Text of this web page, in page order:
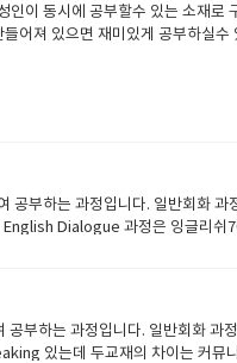
인이 동시에 공부할수 있는 소재
어져 있으면 재미있게 공부하실
다.수업에 대한 이해가 좀 되시
부하는 과정입니다. 일반회화
Dialogue 과정은 잉글리
교재● 특정 주제를 대화를 통
화연습을 하므로 처음에는 선생님
행가능 (전 시간에 배운 내용 복습
부하는 과정입니다. 일반회화 과
있는데 두교재의 차이는 커